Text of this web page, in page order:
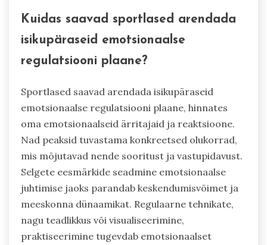
Kuidas saavad sportlased arendada
isikupäraseid emotsionaalse
regulatsiooni plaane?
Sportlased saavad arendada isikupäraseid
emotsionaalse regulatsiooni plaane, hinnates
oma emotsionaalseid ärritajaid ja reaktsioone.
Nad peaksid tuvastama konkreetsed olukorrad,
mis mõjutavad nende sooritust ja vastupidavust.
Selgete eesmärkide seadmine emotsionaalse
juhtimise jaoks parandab keskendumisvõimet ja
meeskonna dünaamikat. Regulaarne tehnikate,
nagu teadlikkus või visualiseerimine,
praktiseerimine tugevdab emotsionaalset